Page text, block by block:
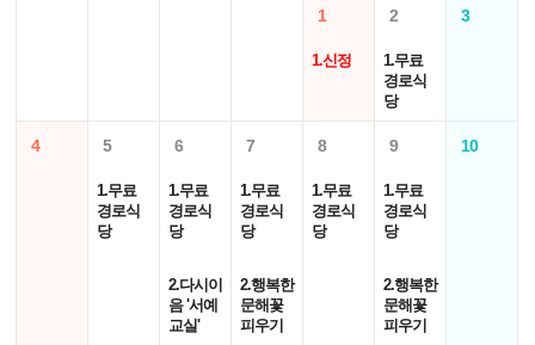
1
1.신정
2
1.무료
경로식
당
3
4 5
1.무료
경로식
당
6
1.무료
경로식
당
2.다시이
음 '서예
교실'
7
1.무료
경로식
당
2.행복한
문해꽃
피우기
8
1.무료
경로식
당
9
1.무료
경로식
당
2.행복한
문해꽃
피우기
10